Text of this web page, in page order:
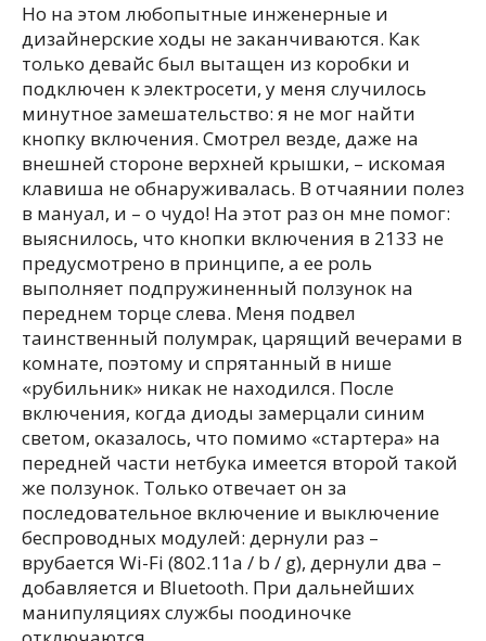
Но на этом любопытные инженерные и
дизайнерские ходы не заканчиваются. Как
только девайс был вытащен из коробки и
подключен к электросети, у меня случилось
минутное замешательство: я не мог найти
кнопку включения. Смотрел везде, даже на
внешней стороне верхней крышки, – искомая
клавиша не обнаруживалась. В отчаянии полез
в мануал, и – о чудо! На этот раз он мне помог:
выяснилось, что кнопки включения в 2133 не
предусмотрено в принципе, а ее роль
выполняет подпружиненный ползунок на
переднем торце слева. Меня подвел
таинственный полумрак, царящий вечерами в
комнате, поэтому и спрятанный в нише
«рубильник» никак не находился. После
включения, когда диоды замерцали синим
светом, оказалось, что помимо «стартера» на
передней части нетбука имеется второй такой
же ползунок. Только отвечает он за
последовательное включение и выключение
беспроводных модулей: дернули раз –
врубается Wi-Fi (802.11a / b / g), дернули два –
добавляется и Bluetooth. При дальнейших
манипуляциях службы поодиночке